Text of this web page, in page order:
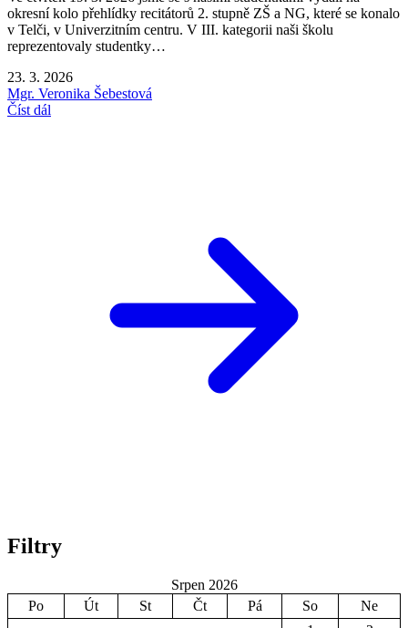
okresní kolo přehlídky recitátorů 2. stupně ZŠ a NG, které se konalo
v Telči, v Univerzitním centru. V III. kategorii naši školu
reprezentovaly studentky…
23. 3. 2026
Mgr. Veronika Šebestová
Číst dál
Filtry
Srpen 2026
Po
Út St Čt Pá So
Ne